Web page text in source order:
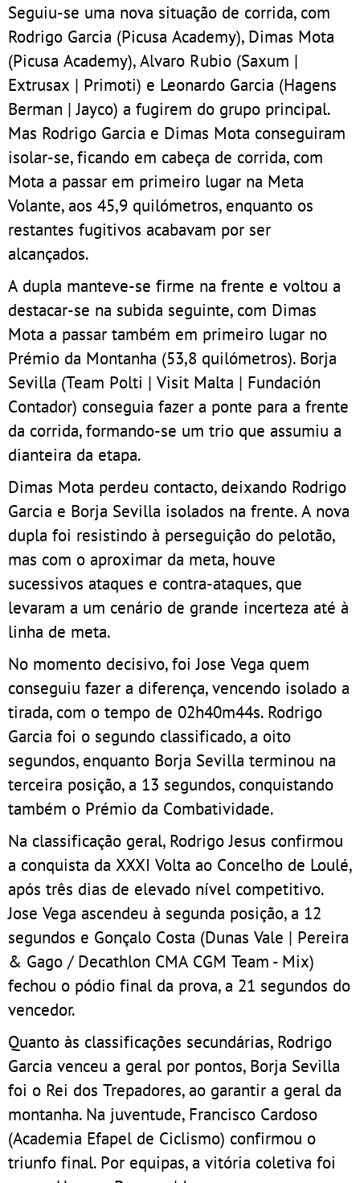
Seguiu-se uma nova situação de corrida, com
Rodrigo Garcia (Picusa Academy), Dimas Mota
(Picusa Academy), Alvaro Rubio (Saxum |
Extrusax | Primoti) e Leonardo Garcia (Hagens
Berman | Jayco) a fugirem do grupo principal.
Mas Rodrigo Garcia e Dimas Mota conseguiram
isolar-se, ficando em cabeça de corrida, com
Mota a passar em primeiro lugar na Meta
Volante, aos 45,9 quilómetros, enquanto os
restantes fugitivos acabavam por ser
alcançados.
A dupla manteve-se firme na frente e voltou a
destacar-se na subida seguinte, com Dimas
Mota a passar também em primeiro lugar no
Prémio da Montanha (53,8 quilómetros). Borja
Sevilla (Team Polti | Visit Malta | Fundación
Contador) conseguia fazer a ponte para a frente
da corrida, formando-se um trio que assumiu a
dianteira da etapa.
Dimas Mota perdeu contacto, deixando Rodrigo
Garcia e Borja Sevilla isolados na frente. A nova
dupla foi resistindo à perseguição do pelotão,
mas com o aproximar da meta, houve
sucessivos ataques e contra-ataques, que
levaram a um cenário de grande incerteza até à
linha de meta.
No momento decisivo, foi Jose Vega quem
conseguiu fazer a diferença, vencendo isolado a
tirada, com o tempo de 02h40m44s. Rodrigo
Garcia foi o segundo classificado, a oito
segundos, enquanto Borja Sevilla terminou na
terceira posição, a 13 segundos, conquistando
também o Prémio da Combatividade.
Na classificação geral, Rodrigo Jesus confirmou
a conquista da XXXI Volta ao Concelho de Loulé,
após três dias de elevado nível competitivo.
Jose Vega ascendeu à segunda posição, a 12
segundos e Gonçalo Costa (Dunas Vale | Pereira
& Gago / Decathlon CMA CGM Team - Mix)
fechou o pódio final da prova, a 21 segundos do
vencedor.
Quanto às classificações secundárias, Rodrigo
Garcia venceu a geral por pontos, Borja Sevilla
foi o Rei dos Trepadores, ao garantir a geral da
montanha. Na juventude, Francisco Cardoso
(Academia Efapel de Ciclismo) confirmou o
triunfo final. Por equipas, a vitória coletiva foi